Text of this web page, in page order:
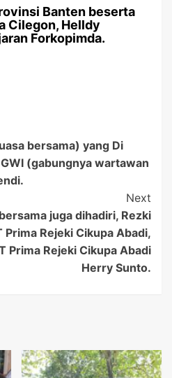
Banten beserta
Cilegon, Helldy
Forkopimda.
bersama) yang Di
(gabungnya wartawan
Next
juga dihadiri, Rezki
Prima Rejeki Cikupa Abadi,
Prima Rejeki Cikupa Abadi
Herry Sunto.